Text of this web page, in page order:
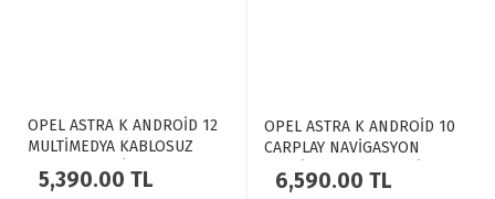
OPEL ASTRA K ANDROİD 12
MULTİMEDYA KABLOSUZ
CARPLAY NAVİGASYON
EKRAN TEYP - MYWAY MY-
5,390.00 TL
OPEL ASTRA K ANDROİD 10
CARPLAY NAVİGASYON
MULTİMEDYA EKRAN Fİ-7735
6,590.00 TL